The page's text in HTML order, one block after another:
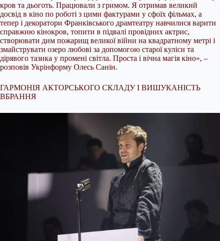
кров та дьоготь. Працювали з гримом. Я отримав великий
досвід в кіно по роботі з цими фактурами у сфоїх фільмах, а
тепер і декоратори Франківського драмтеатру навчилися варити
справжню кінокров, топити в підвалі провідних актрис,
створювати дим пожарищ великої війни на квадратному метрі і
змайструвати озеро любові за допомогою старої куліси та
дірявого тазика у промені світла. Проста і вічна магія кіно», –
розповів Укрінформу Олесь Санін.
ГАРМОНІЯ АКТОРСЬКОГО СКЛАДУ І ВИШУКАНІСТЬ
ВБРАННЯ